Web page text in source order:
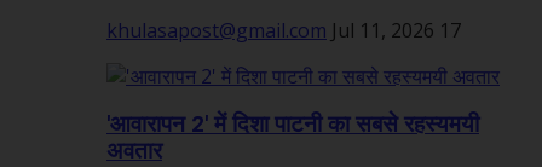
khulasapost@gmail.com Jul 11, 2026 17
'आवारापन 2' में दिशा पाटनी का सबसे रहस्यमयी
अवतार